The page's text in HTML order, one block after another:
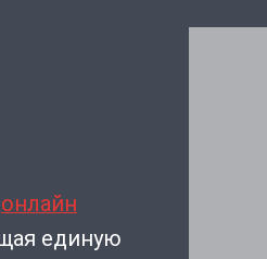
онлайн
единую